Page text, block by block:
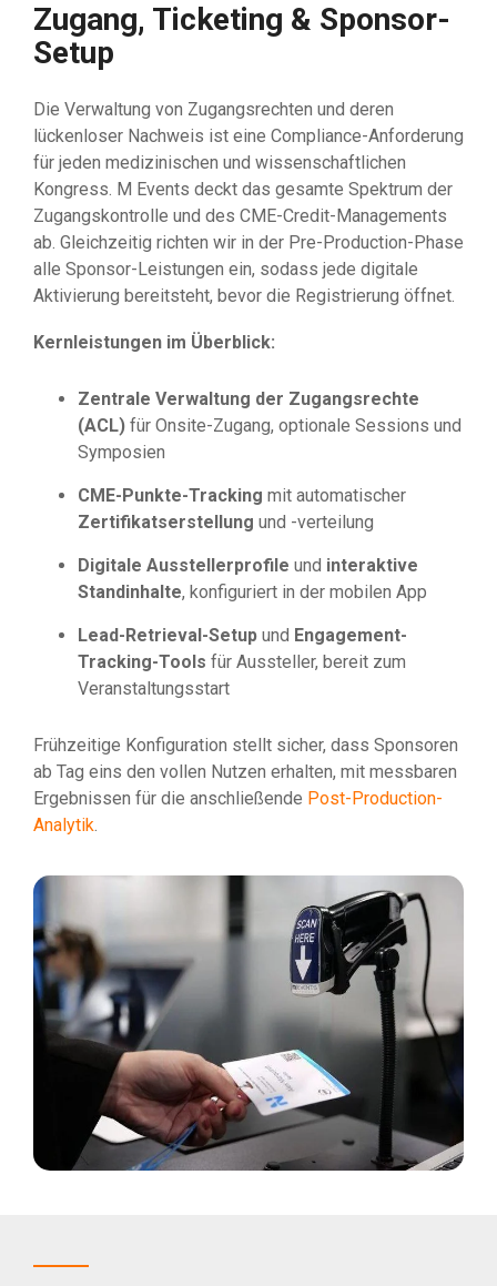
Zugang, Ticketing & Sponsor-
Setup
Die Verwaltung von Zugangsrechten und deren
lückenloser Nachweis ist eine Compliance-Anforderung
für jeden medizinischen und wissenschaftlichen
Kongress. M Events deckt das gesamte Spektrum der
Zugangskontrolle und des CME-Credit-Managements
ab. Gleichzeitig richten wir in der Pre-Production-Phase
alle Sponsor-Leistungen ein, sodass jede digitale
Aktivierung bereitsteht, bevor die Registrierung öffnet.
Kernleistungen im Überblick:
Zentrale Verwaltung der Zugangsrechte
(ACL) für Onsite-Zugang, optionale Sessions und
Symposien
CME-Punkte-Tracking mit automatischer
Zertifikatserstellung und -verteilung
Digitale Ausstellerprofile und interaktive
Standinhalte, konfiguriert in der mobilen App
Lead-Retrieval-Setup und Engagement-
Tracking-Tools für Aussteller, bereit zum
Veranstaltungsstart
Frühzeitige Konfiguration stellt sicher, dass Sponsoren
ab Tag eins den vollen Nutzen erhalten, mit messbaren
Ergebnissen für die anschließende Post-Production-
Analytik.